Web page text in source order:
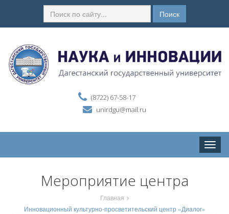
Поиск
(8722) 67-58-17
unirdgu@mail.ru
Toggle
Мероприятие центра
Главная
Инновационный культурно-просветительский центр «Диалог»